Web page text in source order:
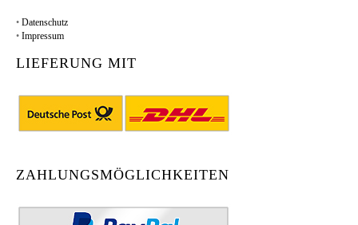
• Datenschutz
• Impressum
LIEFERUNG MIT
ZAHLUNGSMÖGLICHKEITEN